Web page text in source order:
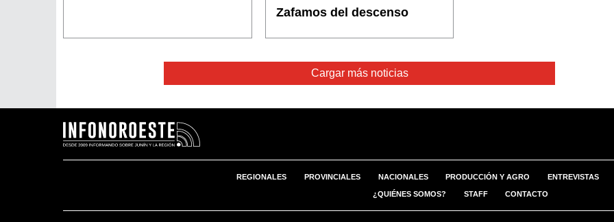
Zafamos del descenso
Cargar más noticias
REGIONALES PROVINCIALES NACIONALES PRODUCCIÓN Y AGRO ENTREVISTAS
¿QUIÉNES SOMOS? STAFF CONTACTO